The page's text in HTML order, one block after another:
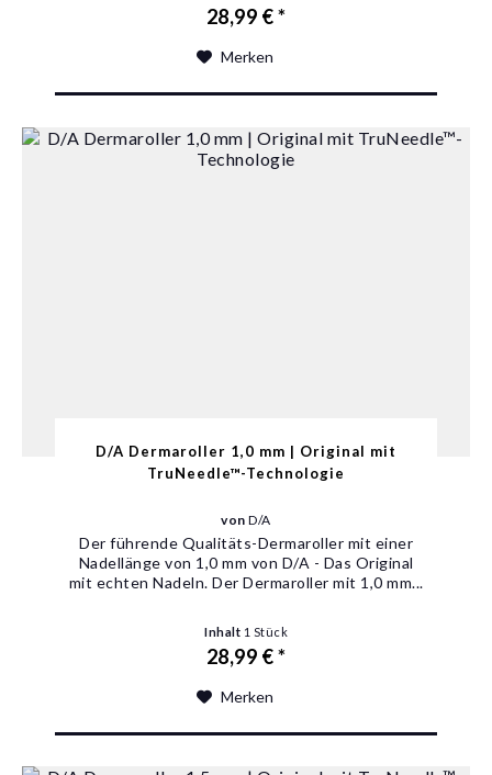
28,99 € *
Merken
D/A Dermaroller 1,0 mm | Original mit
TruNeedle™-Technologie
vonD/A
Der führende Qualitäts-Dermaroller mit einer
Nadellänge von 1,0 mm von D/A - Das Original
mit echten Nadeln‎. Der Dermaroller mit 1,0 mm...
Inhalt 1 Stück
28,99 € *
Merken